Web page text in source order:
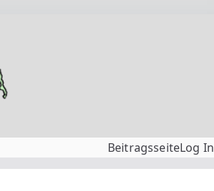
BeitragsseiteLog In